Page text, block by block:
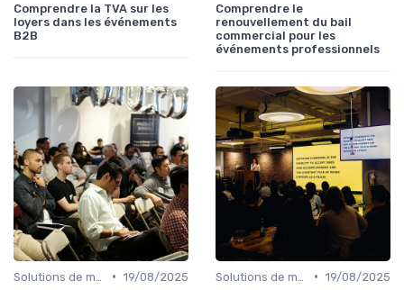
Comprendre la TVA sur les
loyers dans les événements
B2B
Comprendre le
renouvellement du bail
commercial pour les
événements professionnels
• 19/08/2025
• 19/08/2025